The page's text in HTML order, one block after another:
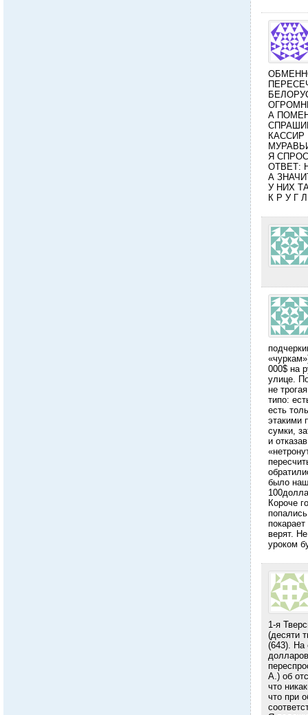
А
КАССИР
Я
ОТВЕТ:
А
У НИХ
К Р У Г
000$ на
улице.
не
типо:
есть
этакими
сумки,
и
было
Короче
верят.
уроком
1-я
(десяти
(643). На
А.) об
что
что при